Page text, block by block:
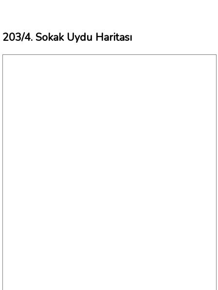
203/4. Sokak Uydu Haritası